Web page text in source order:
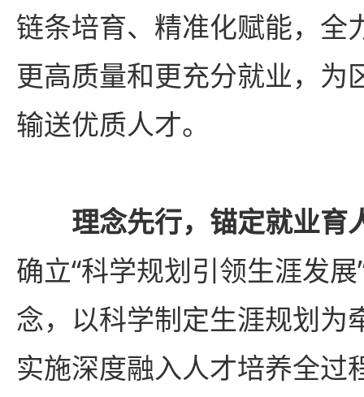
链条培育、精准化赋能，全
更高质量和更充分就业，为
输送优质人才。
理念先行，锚定就业育
确立“科学规划引领生涯发
念，以科学制定生涯规划为
实施深度融入人才培养全过